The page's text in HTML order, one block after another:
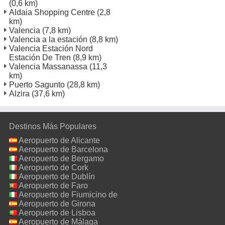
(0,6 km)
Aldaia Shopping Centre (2,8
km)
Valencia (7,8 km)
Valencia a la estación (8,8 km)
Valencia Estación Nord
Estación De Tren (8,9 km)
Valencia Massanassa (11,3
km)
Puerto Sagunto (28,8 km)
Alzira (37,6 km)
Destinos Más Populares
Aeropuerto de Alicante
Aeropuerto de Barcelona
Aeropuerto de Bergamo
Aeropuerto de Cork
Aeropuerto de Dublín
Aeropuerto de Faro
Aeropuerto de Fiumicino de
Roma
Aeropuerto de Girona
Aeropuerto de Lisboa
Aeropuerto de Málaga